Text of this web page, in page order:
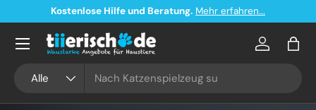
Direkt zum Inhalt
Kostenlose Hilfe und Beratung. Mehr erfahren...
Alle
Konto